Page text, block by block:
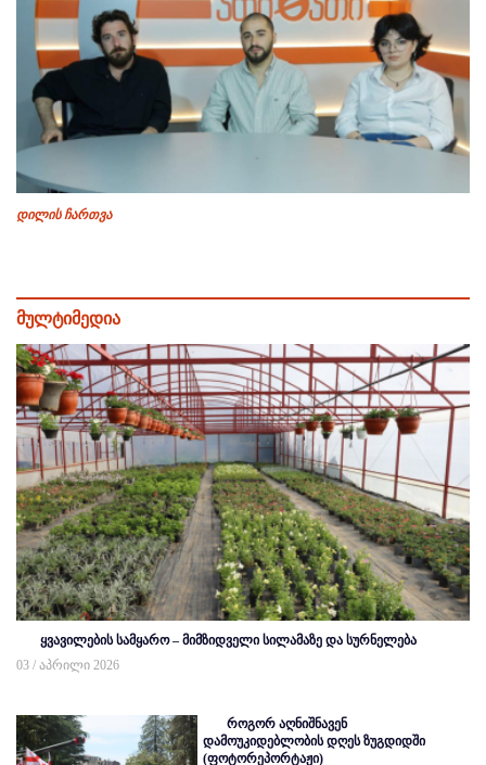
დილის ჩართვა
მულტიმედია
ყვავილების სამყარო – მიმზიდველი სილამაზე და სურნელება
03 / აპრილი 2026
როგორ აღნიშნავენ
დამოუკიდებლობის დღეს ზუგდიდში
(ფოტორეპორტაჟი)